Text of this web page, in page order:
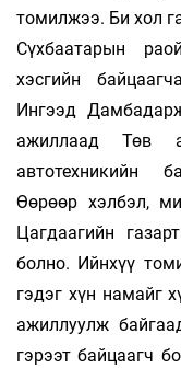
томилжээ. Би хол
Сүхбаатарын
хэсгийн
Ингээд
ажиллаад Төв
автотехникийн
Өөрөөр хэлбэл,
Цагдаагийн
болно. Ийнхүү
гэдэг хүн намайг
ажиллуулж
гэрээт байцаагч